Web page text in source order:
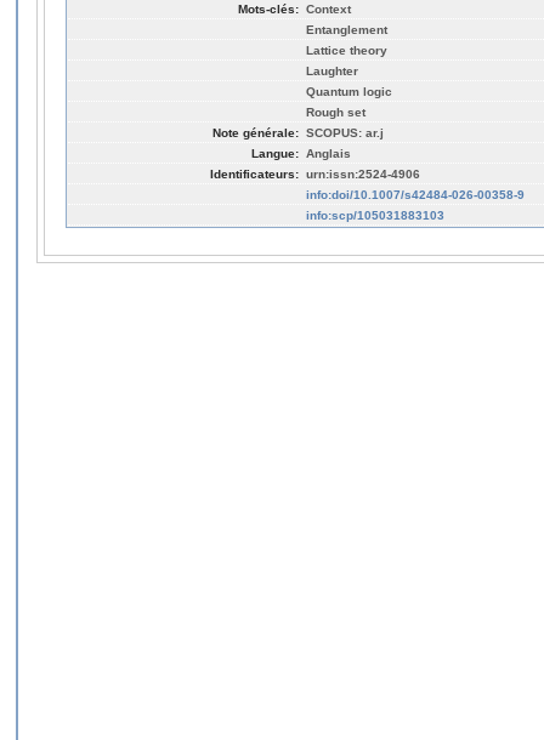
Mots-clés: Context
Entanglement
Lattice theory
Laughter
Quantum logic
Rough set
Note générale: SCOPUS: ar.j
Langue: Anglais
Identificateurs: urn:issn:2524-4906
info:doi/10.1007/s42484-026-00358-9
info:scp/105031883103